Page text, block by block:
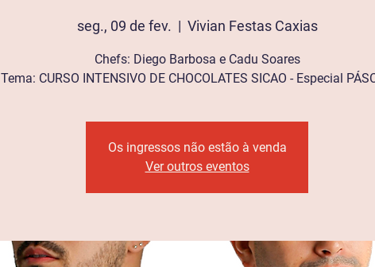
seg., 09 de fev.
  |
Vivian Festas Caxias
Chefs: Diego Barbosa e Cadu Soares
Tema: CURSO INTENSIVO DE CHOCOLATES SICAO - Especial
Os ingressos não estão à venda
Ver outros eventos